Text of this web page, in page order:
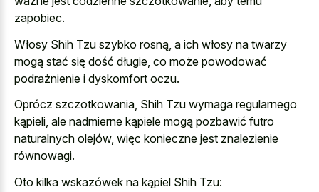
zapobiec.
Włosy Shih Tzu szybko rosną, a ich włosy na twarzy
mogą stać się dość długie, co może powodować
podrażnienie i dyskomfort oczu.
Oprócz szczotkowania, Shih Tzu wymaga regularnego
kąpieli, ale nadmierne kąpiele mogą pozbawić futro
naturalnych olejów, więc konieczne jest znalezienie
równowagi.
Oto kilka wskazówek na kąpiel Shih Tzu: